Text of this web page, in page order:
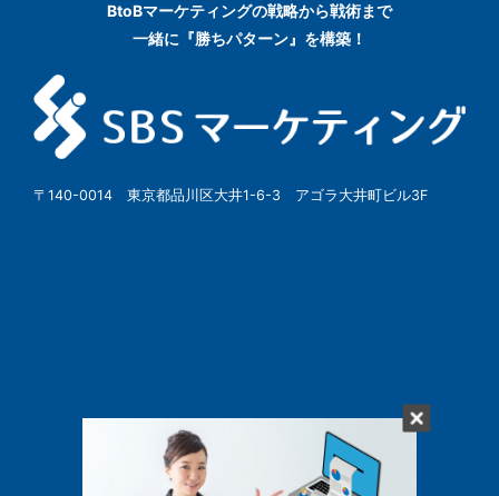
BtoBマーケティングの戦略から戦術まで
一緒に『勝ちパターン』を構築！
〒140-0014 東京都品川区大井1-6-3 アゴラ大井町ビル3F